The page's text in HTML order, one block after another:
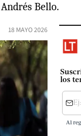
Bello.
18 MAYO 2026
los